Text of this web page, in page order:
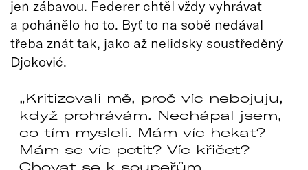
jen zábavou. Federer chtěl vždy vyhrávat
a pohánělo ho to. Byť to na sobě nedával
třeba znát tak, jako až nelidsky soustředěný
Djoković.
Kritizovali mě, proč víc nebojuju,
když prohrávám. Nechápal jsem,
co tím mysleli. Mám víc hekat?
Mám se víc potit? Víc křičet?
Chovat se k soupeřům